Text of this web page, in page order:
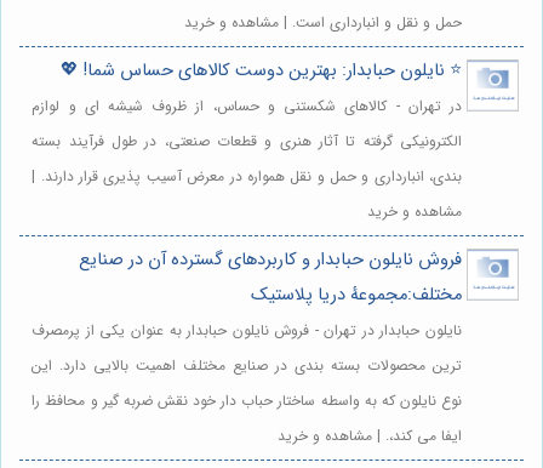
حمل و نقل و انبارداری است. | مشاهده و خرید
⭐️ نایلون حبابدار: بهترین دوست کالاهای حساس شما! 💖
در تهران - کالاهای شکستنی و حساس، از ظروف شیشه ای و لوازم
الکترونیکی گرفته تا آثار هنری و قطعات صنعتی، در طول فرآیند بسته
بندی، انبارداری و حمل و نقل همواره در معرض آسیب پذیری قرار دارند. |
مشاهده و خرید
فروش نایلون حبابدار و کاربردهای گسترده آن در صنایع
مختلف:مجموعهٔ دریا پلاستیک
نایلون حبابدار در تهران - فروش نایلون حبابدار به عنوان یکی از پرمصرف
ترین محصولات بسته بندی در صنایع مختلف اهمیت بالایی دارد. این
نوع نایلون که به واسطه ساختار حباب دار خود نقش ضربه گیر و محافظ را
ایفا می کند،. | مشاهده و خرید